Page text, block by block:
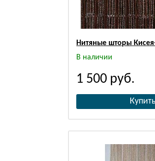
Нитяные шторы
В наличии
1 500 руб.